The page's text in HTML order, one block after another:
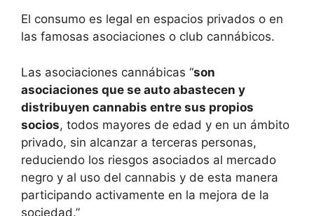
El consumo es legal en espacios privados o en
las famosas asociaciones o club cannábicos.
Las asociaciones cannábicas “son
asociaciones que se auto abastecen y
distribuyen cannabis entre sus propios
socios, todos mayores de edad y en un ámbito
privado, sin alcanzar a terceras personas,
reduciendo los riesgos asociados al mercado
negro y al uso del cannabis y de esta manera
participando activamente en la mejora de la
sociedad.”